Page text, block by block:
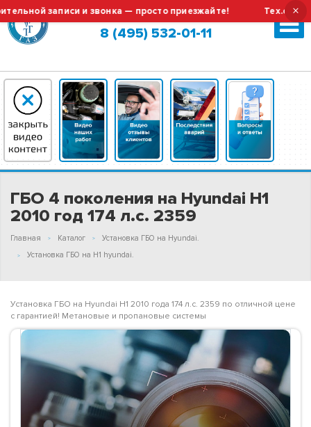
записи и звонка — просто приезжайте! ×
Москва (сменить город?)
8 (495) 532-01-11
ГБО 4 поколения на Hyundai H1
2010 год 174 л.с. 2359
Главная Каталог
Установка ГБО на Hyundai.
Установка ГБО на H1 hyundai.
Установка ГБО на Hyundai H1 2010 года 174 л.с. 2359 по отличной цене
с гарантией! Метановые и пропановые системы